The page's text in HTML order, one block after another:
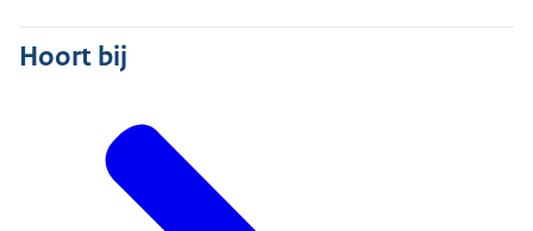
Hoort bij